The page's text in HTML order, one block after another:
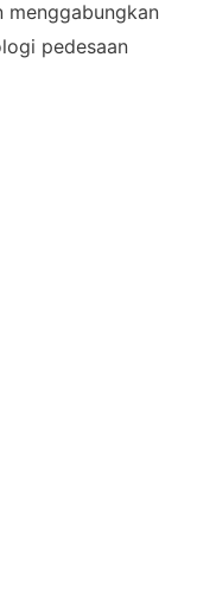
menggabungkan
pedesaan